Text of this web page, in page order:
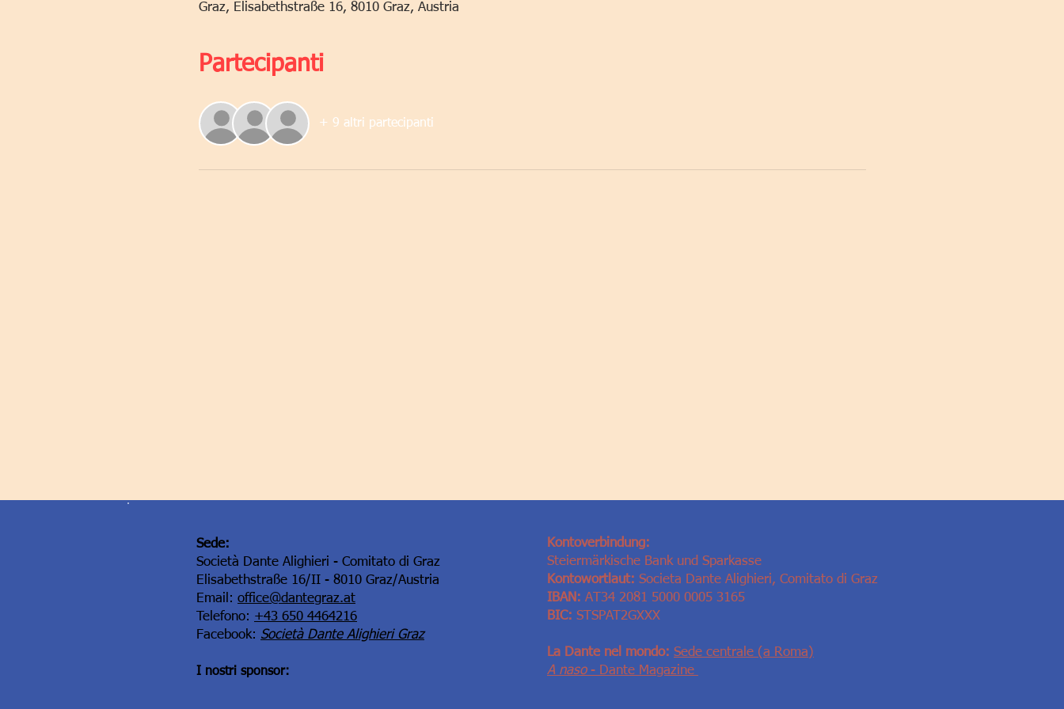
Graz, Elisabethstraße 16, 8010 Graz, Austria
Partecipanti
+ 9 altri partecipanti
Sede:
Società Dante Alighieri - Comitato di Graz
Elisabethstraße 16/II - 8010 Graz/Austria
Email: office@dantegraz.at
Telefono: +43 650 4464216
Facebook: Società Dante Alighieri Graz
I nostri sponsor:
Kontoverbindung:
Steiermärkische Bank und Sparkasse
Kontowortlaut: Societa Dante Alighieri, Comitato di Graz
IBAN: AT34 2081 5000 0005 3165
BIC: STSPAT2GXXX
La Dante nel mondo: Sede centrale (a Roma)
A naso- Dante Magazine